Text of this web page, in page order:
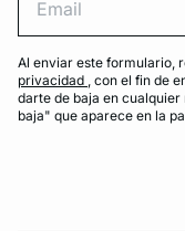
Al enviar este formulario,
privacidad , con el fin de
darte de baja en
baja" que aparece en la